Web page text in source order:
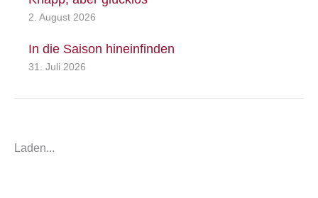
2. August 2026
In die Saison hineinfinden
31. Juli 2026
Laden...